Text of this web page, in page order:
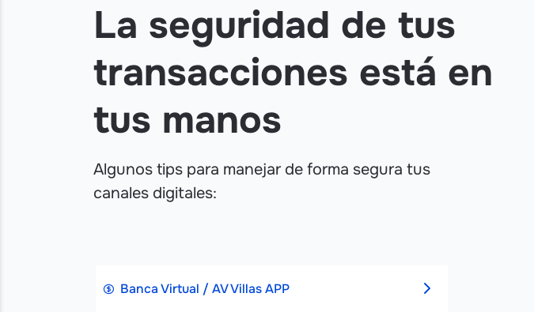
La seguridad de tus
transacciones está en
tus manos
Algunos tips para manejar de forma segura tus
canales digitales:
Banca Virtual / AV Villas APP